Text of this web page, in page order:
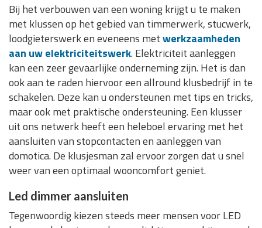
Bij het verbouwen van een woning krijgt u te maken
met klussen op het gebied van timmerwerk, stucwerk,
loodgieterswerk en eveneens metwerkzaamheden
aan uw elektriciteitswerk. Elektriciteit aanleggen
kan een zeer gevaarlijke onderneming zijn. Het is dan
ook aan te raden hiervoor een allround klusbedrijf in te
schakelen. Deze kan u ondersteunen met tips en tricks,
maar ook met praktische ondersteuning. Een klusser
uit ons netwerk heeft een heleboel ervaring met het
aansluiten van stopcontacten en aanleggen van
domotica. De klusjesman zal ervoor zorgen dat u snel
weer van een optimaal wooncomfort geniet.
Led dimmer aansluiten
Tegenwoordig kiezen steeds meer mensen voor LED